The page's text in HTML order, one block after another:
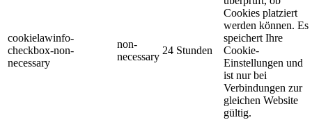
cookielawinfo-
checkbox-non-
necessary
non-
necessary
24 Stunden
Cookies platziert
werden können. Es
speichert Ihre
Cookie-
Einstellungen und
ist nur bei
Verbindungen zur
gleichen Website
gültig.